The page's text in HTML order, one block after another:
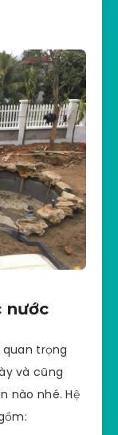
nước
trọng
và cũng
nào nhé. Hệ